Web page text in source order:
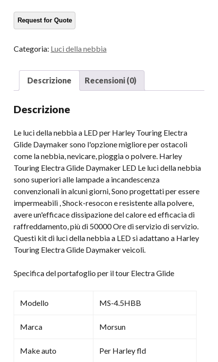
nebbia
pollici
tourning
Fog
quantità
Categoria: Luci della nebbia
Descrizione Recensioni (0)
Descrizione
Le luci della nebbia a LED per Harley Touring Electra
Glide Daymaker sono l'opzione migliore per ostacoli
come la nebbia, nevicare, pioggia o polvere. Harley
Touring Electra Glide Daymaker LED Le luci della nebbia
sono superiori alle lampade a incandescenza
convenzionali in alcuni giorni, Sono progettati per essere
impermeabili , Shock-resocon e resistente alla polvere,
avere un'efficace dissipazione del calore ed efficacia di
raffreddamento, più di 50000 Ore di servizio di servizio.
Questi kit di luci della nebbia a LED si adattano a Harley
Touring Electra Glide Daymaker veicoli.
Specifica del portafoglio per il tour Electra Glide
Modello MS-4.5HBB
Marca Morsun
Make auto Per Harley fld